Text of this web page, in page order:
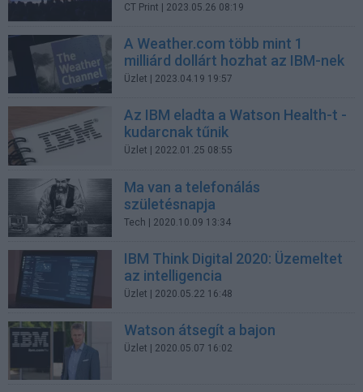
CT Print | 2023.05.26 08:19
A Weather.com több mint 1
milliárd dollárt hozhat az IBM-nek
Üzlet | 2023.04.19 19:57
Az IBM eladta a Watson Health-t -
kudarcnak tűnik
Üzlet | 2022.01.25 08:55
Ma van a telefonálás
születésnapja
Tech | 2020.10.09 13:34
IBM Think Digital 2020: Üzemeltet
az intelligencia
Üzlet | 2020.05.22 16:48
Watson átsegít a bajon
Üzlet | 2020.05.07 16:02